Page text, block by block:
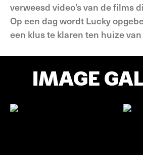
verweesd video’s van de films
Op een dag wordt Lucky
een klus te klaren ten huize
IMAGE